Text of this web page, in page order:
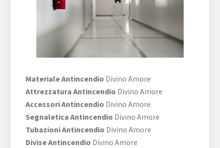
Materiale Antincendio Divino Amore
Attrezzatura Antincendio Divino Amore
Accessori Antincendio Divino Amore
Segnaletica Antincendio Divino Amore
Tubazioni Antincendio Divino Amore
Divise Antincendio Divino Amore